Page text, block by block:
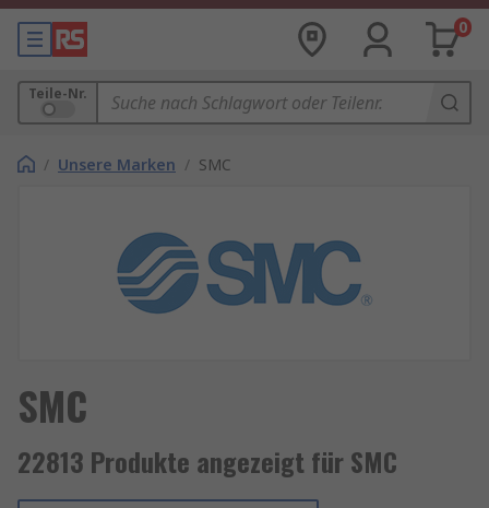
0
Teile-Nr.
/ Unsere Marken / SMC
SMC
22813 Produkte angezeigt für SMC